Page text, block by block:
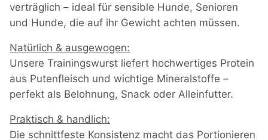
verträglich – ideal für sensible Hunde, Senioren
und Hunde, die auf ihr Gewicht achten müssen.
Natürlich & ausgewogen:
Unsere Trainingswurst liefert hochwertiges Protein
aus Putenfleisch und wichtige Mineralstoffe –
perfekt als Belohnung, Snack oder Alleinfutter.
Praktisch & handlich:
Die schnittfeste Konsistenz macht das Portionieren